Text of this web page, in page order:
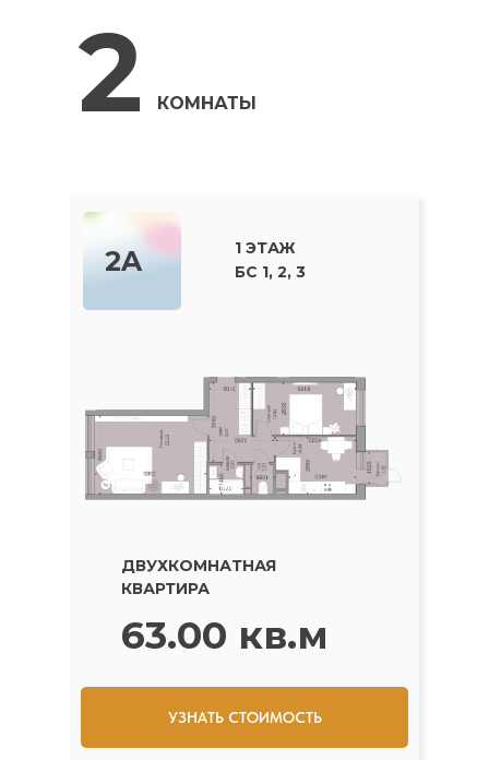
2 КОМНАТЫ
2A
ДВУХКОМНАТНАЯ
КВАРТИРА
1 ЭТАЖ
БС 1, 2, 3
63.00 кв.м
УЗНАТЬ СТОИМОСТЬ